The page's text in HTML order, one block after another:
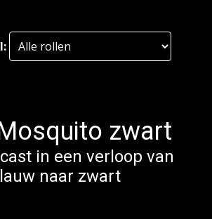
zwart
in een verloop van
naar zwart